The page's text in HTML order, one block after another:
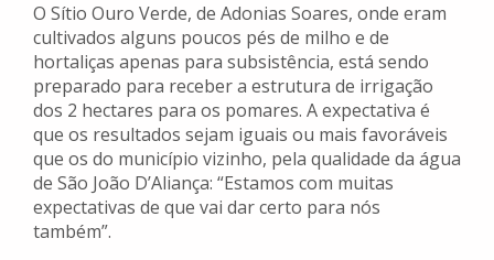
O Sítio Ouro Verde, de Adonias Soares, onde eram
cultivados alguns poucos pés de milho e de
hortaliças apenas para subsistência, está sendo
preparado para receber a estrutura de irrigação
dos 2 hectares para os pomares. A expectativa é
que os resultados sejam iguais ou mais favoráveis
que os do município vizinho, pela qualidade da água
de São João D’Aliança: “Estamos com muitas
expectativas de que vai dar certo para nós
também”.